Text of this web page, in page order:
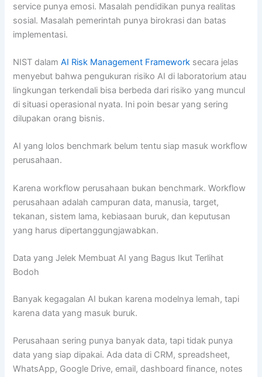
service punya emosi. Masalah pendidikan punya realitas
sosial. Masalah pemerintah punya birokrasi dan batas
implementasi.
NIST dalamAI Risk Management Framework secara jelas
menyebut bahwa pengukuran risiko AI di laboratorium atau
lingkungan terkendali bisa berbeda dari risiko yang muncul
di situasi operasional nyata. Ini poin besar yang sering
dilupakan orang bisnis.
AI yang lolos benchmark belum tentu siap masuk workflow
perusahaan.
Karena workflow perusahaan bukan benchmark. Workflow
perusahaan adalah campuran data, manusia, target,
tekanan, sistem lama, kebiasaan buruk, dan keputusan
yang harus dipertanggungjawabkan.
Data yang Jelek Membuat AI yang Bagus Ikut Terlihat
Bodoh
Banyak kegagalan AI bukan karena modelnya lemah, tapi
karena data yang masuk buruk.
Perusahaan sering punya banyak data, tapi tidak punya
data yang siap dipakai. Ada data di CRM, spreadsheet,
WhatsApp, Google Drive, email, dashboard finance, notes